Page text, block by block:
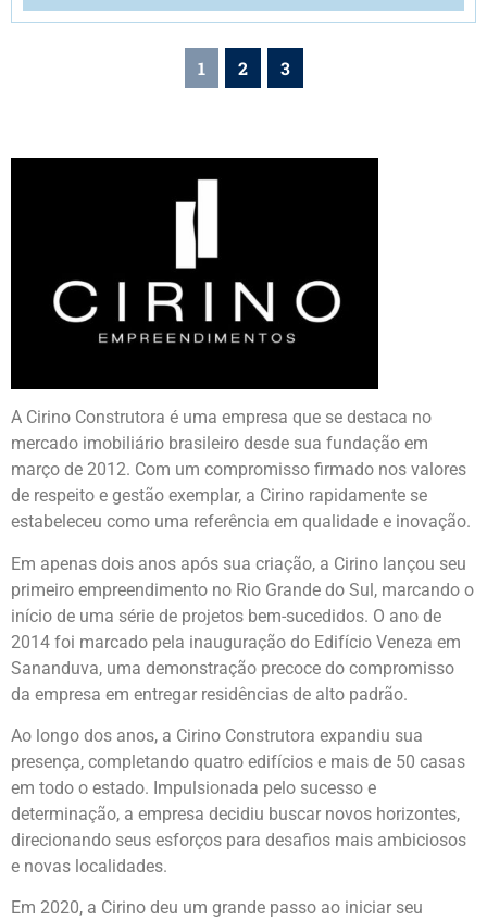
1 2 3
A Cirino Construtora é uma empresa que se destaca no
mercado imobiliário brasileiro desde sua fundação em
março de 2012. Com um compromisso firmado nos valores
de respeito e gestão exemplar, a Cirino rapidamente se
estabeleceu como uma referência em qualidade e inovação.
Em apenas dois anos após sua criação, a Cirino lançou seu
primeiro empreendimento no Rio Grande do Sul, marcando o
início de uma série de projetos bem-sucedidos. O ano de
2014 foi marcado pela inauguração do Edifício Veneza em
Sananduva, uma demonstração precoce do compromisso
da empresa em entregar residências de alto padrão.
Ao longo dos anos, a Cirino Construtora expandiu sua
presença, completando quatro edifícios e mais de 50 casas
em todo o estado. Impulsionada pelo sucesso e
determinação, a empresa decidiu buscar novos horizontes,
direcionando seus esforços para desafios mais ambiciosos
e novas localidades.
Em 2020, a Cirino deu um grande passo ao iniciar seu